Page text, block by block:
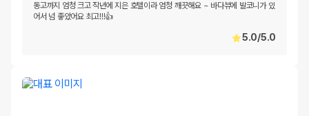
동고까지 엄청 크고 작년에 지은 호텔이라 엄청 깨끗해요 ~ 바다뷰에 발코니가 있
어서 넘 좋았어요 최고!!!👍
5.0/5.0